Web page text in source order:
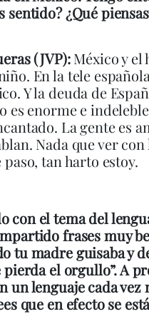
sentido? ¿Qué
(JVP):México y el
En la tele
Y la deuda de
es enorme e
La gente es
Nada que ver
tan harto estoy.
con el tema del
frases muy
tu madre guisaba y
pierda el orgullo”. A
un lenguaje cada
que en efecto se